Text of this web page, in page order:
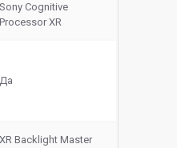
Sony Cognitive
Processor XR
Да
XR Backlight Master